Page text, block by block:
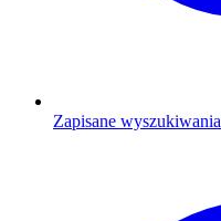
Zapisane wyszukiwania